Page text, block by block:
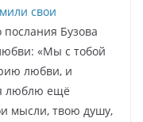
свои
Бузова
«Мы с тобой
любви, и
люблю ещё
мысли, твою душу,